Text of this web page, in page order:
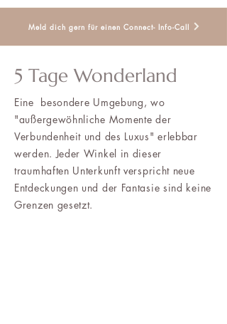
Meld dich gern für einen Connect- Info-Call
5 Tage Wonderland
Eine besondere Umgebung, wo
"außergewöhnliche Momente der
Verbundenheit und des Luxus" erlebbar
werden. Jeder Winkel in dieser
traumhaften Unterkunft verspricht neue
Entdeckungen und der Fantasie sind keine
Grenzen gesetzt.